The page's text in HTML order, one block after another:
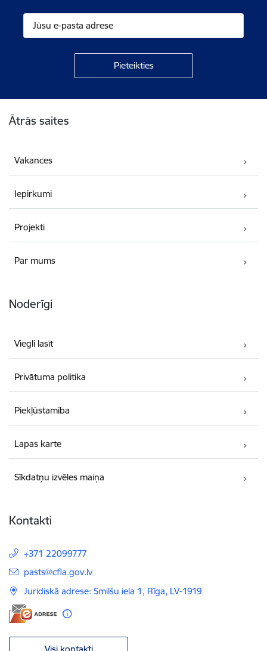
Ātrās saites
Vakances
Iepirkumi
Projekti
Par mums
Noderīgi
Viegli lasīt
Privātuma politika
Piekļūstamība
Lapas karte
Sīkdatņu izvēles maiņa
Kontakti
+371 22099777
E-pasts:
pasts@cfla.gov.lv
Juridiskā adrese: Smilšu iela 1, Rīga, LV-1919